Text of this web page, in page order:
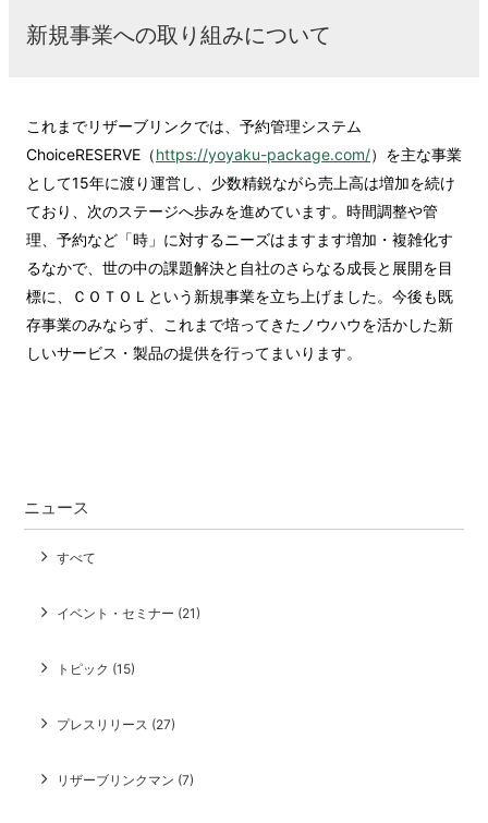
新規事業への取り組みについて
これまでリザーブリンクでは、予約管理システム
ChoiceRESERVE（https://yoyaku-package.com/）を主な事業
として15年に渡り運営し、少数精鋭ながら売上高は増加を続け
ており、次のステージへ歩みを進めています。時間調整や管
理、予約など「時」に対するニーズはますます増加・複雑化す
るなかで、世の中の課題解決と自社のさらなる成長と展開を目
標に、ＣＯＴＯＬという新規事業を立ち上げました。今後も既
存事業のみならず、これまで培ってきたノウハウを活かした新
しいサービス・製品の提供を行ってまいります。
ニュース
すべて
イベント・セミナー (21)
トピック (15)
プレスリリース (27)
リザーブリンクマン (7)